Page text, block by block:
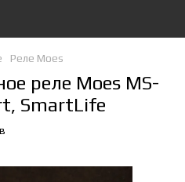
Реле Moes
реле Moes MS-
SmartLife